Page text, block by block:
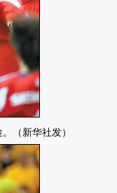
（新华社发）